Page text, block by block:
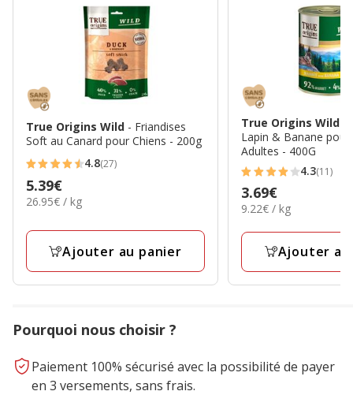
True Origins Wild - Friandises
Soft au Canard pour Chiens - 200g
4.8
étoiles
avec
27
4.8(27)
Prix
5.39€
5.39€
26.95€
Kg
26.95€ / kg
Ajouter au panier
True Origins Wild
Lapin & Banane pour
Adultes - 400G
4.3
étoiles
avec
11
4.3(11)
Prix
3.69€
3.69€
9.22€
Kg
9.22€ / kg
Ajouter
Pourquoi nous choisir ?
Paiement 100% sécurisé avec la possibilité de payer
en 3 versements, sans frais.